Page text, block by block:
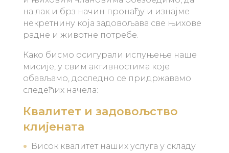
на лак и брз начин пронађу и изнајме
некретнину која задовољава све њихове
радне и животне потребе.
Како бисмо осигурали испуњење наше
мисије, у свим активностима које
обављамо, доследно се придржавамо
следећих начела:
Квалитет и задовољство
клијената
Висок квалитет наших услуга у складу